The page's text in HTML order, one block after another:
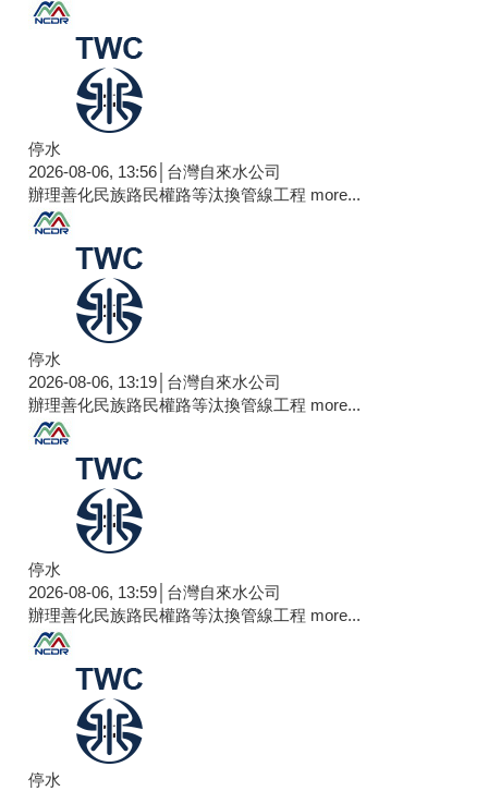
停水
2026-08-06, 13:56│台灣自來水公司
辦理善化民族路民權路等汰換管線工程 more...
停水
2026-08-06, 13:19│台灣自來水公司
辦理善化民族路民權路等汰換管線工程 more...
停水
2026-08-06, 13:59│台灣自來水公司
辦理善化民族路民權路等汰換管線工程 more...
停水